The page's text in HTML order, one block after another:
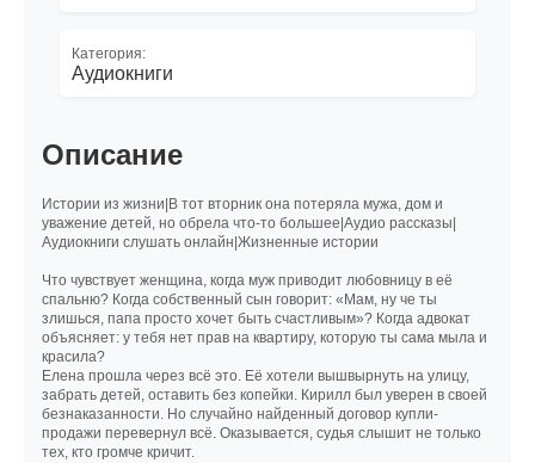
Категория:
Аудиокниги
Описание
Истории из жизни|В тот вторник она потеряла мужа, дом и
уважение детей, но обрела что-то большее|Аудио рассказы|
Аудиокниги слушать онлайн|Жизненные истории
Что чувствует женщина, когда муж приводит любовницу в её
спальню? Когда собственный сын говорит: «Мам, ну че ты
злишься, папа просто хочет быть счастливым»? Когда адвокат
объясняет: у тебя нет прав на квартиру, которую ты сама мыла и
красила?
Елена прошла через всё это. Её хотели вышвырнуть на улицу,
забрать детей, оставить без копейки. Кирилл был уверен в своей
безнаказанности. Но случайно найденный договор купли-
продажи перевернул всё. Оказывается, судья слышит не только
тех, кто громче кричит.